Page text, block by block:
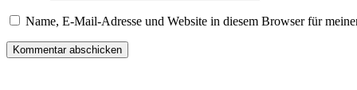
Name, E-Mail-Adresse und Website in diesem Browser für